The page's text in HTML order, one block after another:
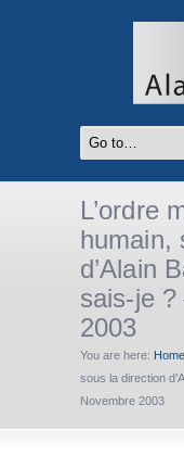
L’ordre
humain,
d’Alain
sais-je
2003
You are here: Home
sous la direction
Novembre 2003